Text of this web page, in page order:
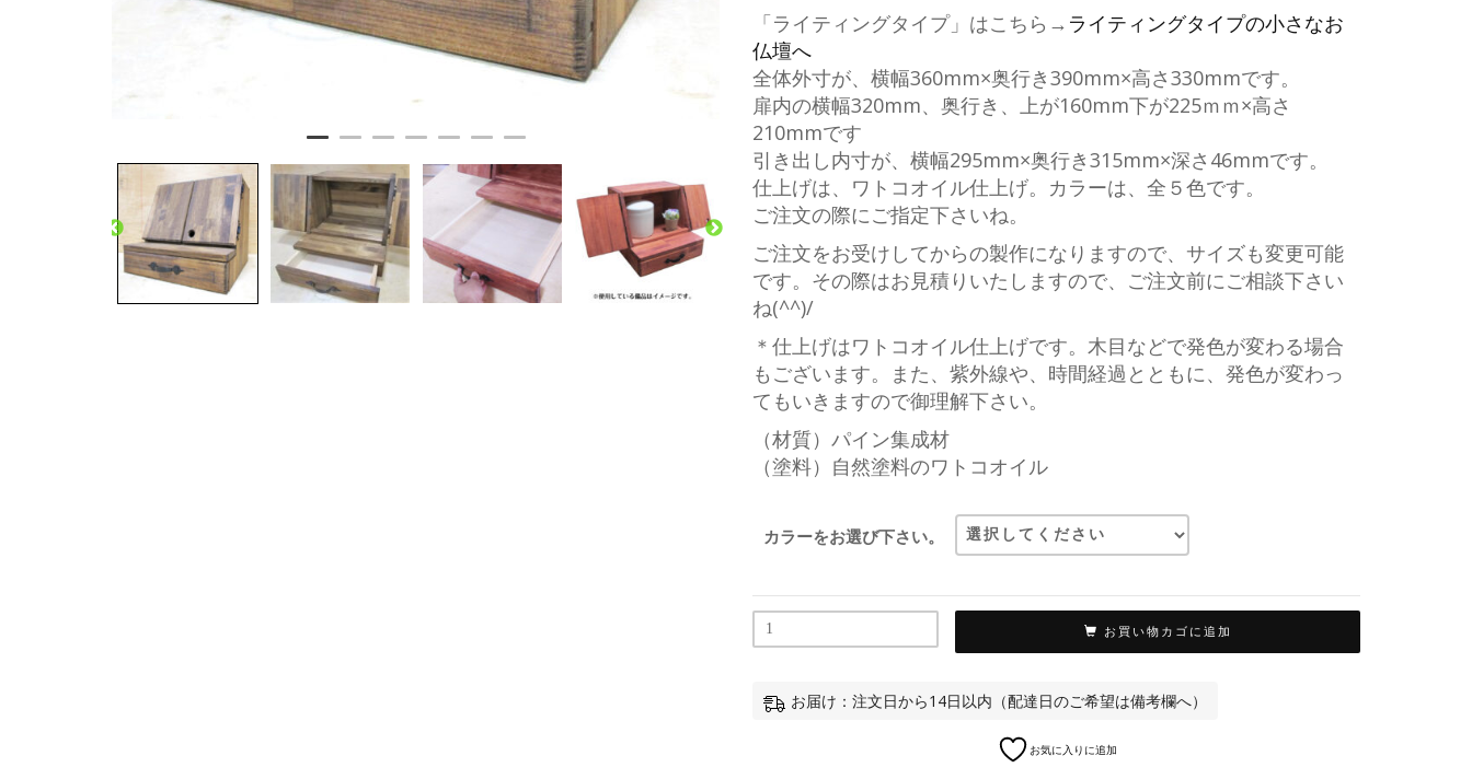
「ライティングタイプ」はこちら→ ライティングタイプの小さなお
仏壇へ
全体外寸が、横幅360mm×奥行き390mm×高さ330mmです。
扉内の横幅320mm、奥行き、上が160mm下が225ｍｍ×高さ
210mmです
引き出し内寸が、横幅295mm×奥行き315mm×深さ46mmです。
仕上げは、ワトコオイル仕上げ。カラーは、全５色です。
ご注文の際にご指定下さいね。
ご注文をお受けしてからの製作になりますので、サイズも変更可能
です。その際はお見積りいたしますので、ご注文前にご相談下さい
ね(^^)/
＊仕上げはワトコオイル仕上げです。木目などで発色が変わる場合
もございます。また、紫外線や、時間経過とともに、発色が変わっ
てもいきますので御理解下さい。
（材質）パイン集成材
（塗料）自然塗料のワトコオイル
カラーをお選び下さい。
お買い物カゴに追加
お届け：注文日から14日以内（配達日のご希望は備考欄へ）
お気に入りに追加